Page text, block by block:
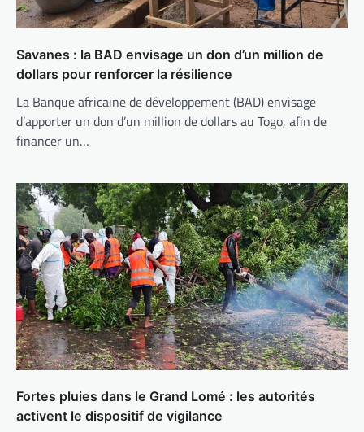
Savanes : la BAD envisage un don d’un million de
dollars pour renforcer la résilience
La Banque africaine de développement (BAD) envisage
d’apporter un don d’un million de dollars au Togo, afin de
financer un…
Fortes pluies dans le Grand Lomé : les autorités
activent le dispositif de vigilance